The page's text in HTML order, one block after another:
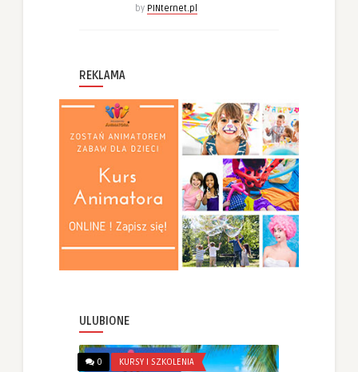
by PINternet.pl
REKLAMA
ULUBIONE
0 KURSY I SZKOLENIA